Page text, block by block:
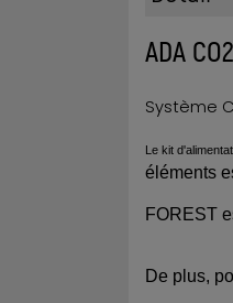
ADA
Système
Le kit
éléments
FOREST
De plus,